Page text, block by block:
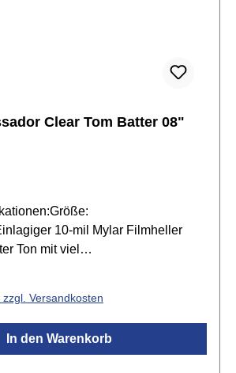
Clear Tom Batter 08"
10-mil Mylar Filmheller
Ton mit viel
für Pop, Jazz,
Country, Folk oder akustische
Studio
Versandkosten
In den Warenkorb